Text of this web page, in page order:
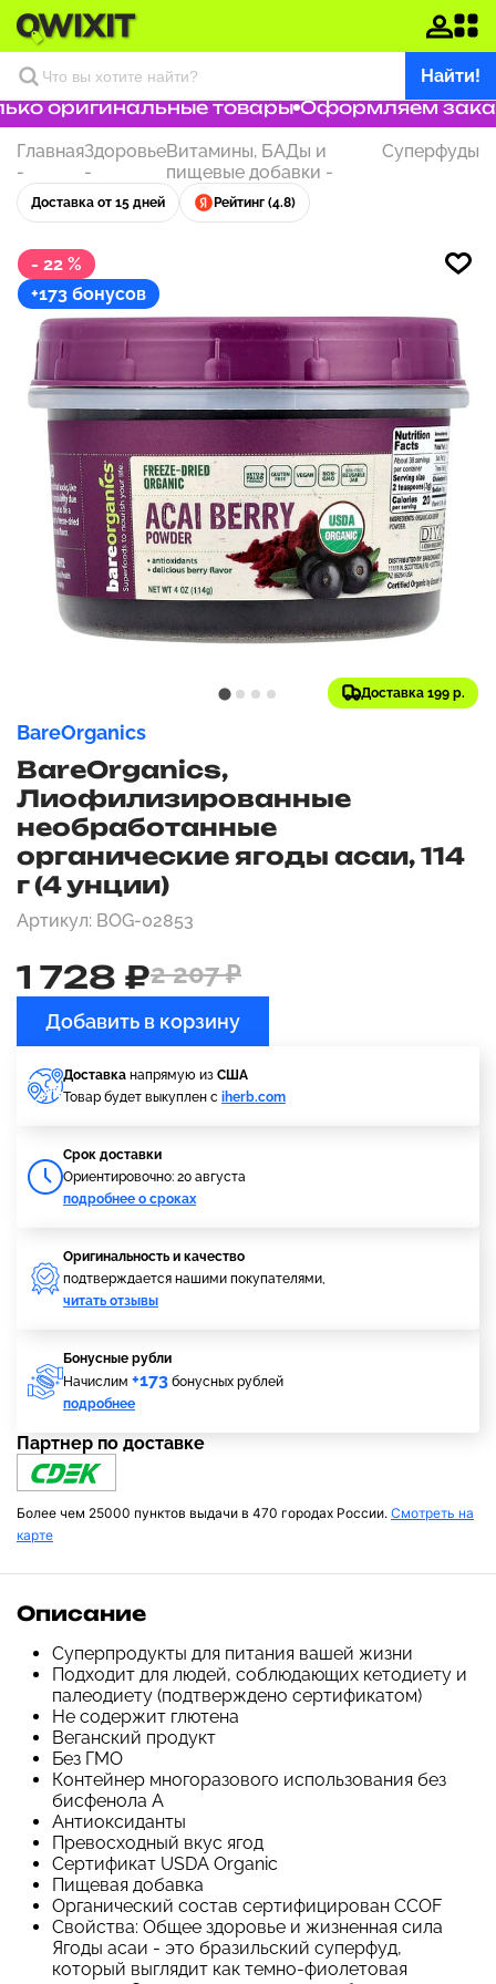
Найти!
оригинальные товары Оформляем заказ
Главная
-
Здоровье
-
Витамины, БАДы и
пищевые добавки -
Суперфуды
Доставка от 15 дней Рейтинг (4.8)
- 22 %
+173 бонусов
Доставка 199 р.
BareOrganics
BareOrganics,
Лиофилизированные
необработанные
органические ягоды асаи, 114
г (4 унции)
Артикул: BOG-02853
1 728 ₽2 207 ₽
Добавить в корзину
Доставка напрямую из США
Товар будет выкуплен с iherb.com
Cрок доставки
Ориентировочно: 20 августа
подробнее о сроках
Оригинальность и качество
подтверждается нашими покупателями,
читать отзывы
Бонусные рубли
Начислим +173 бонусных рублей
подробнее
Партнер по доставке
Более чем 25000 пунктов выдачи в 470 городах России. Смотреть на
карте
Описание
Суперпродукты для питания вашей жизни
Подходит для людей, соблюдающих кетодиету и
палеодиету (подтверждено сертификатом)
Не содержит глютена
Веганский продукт
Без ГМО
Контейнер многоразового использования без
бисфенола А
Антиоксиданты
Превосходный вкус ягод
Сертификат USDA Organic
Пищевая добавка
Органический состав сертифицирован CCOF
Свойства: Общее здоровье и жизненная сила
Ягоды асаи - это бразильский суперфуд,
который выглядит как темно-фиолетовая